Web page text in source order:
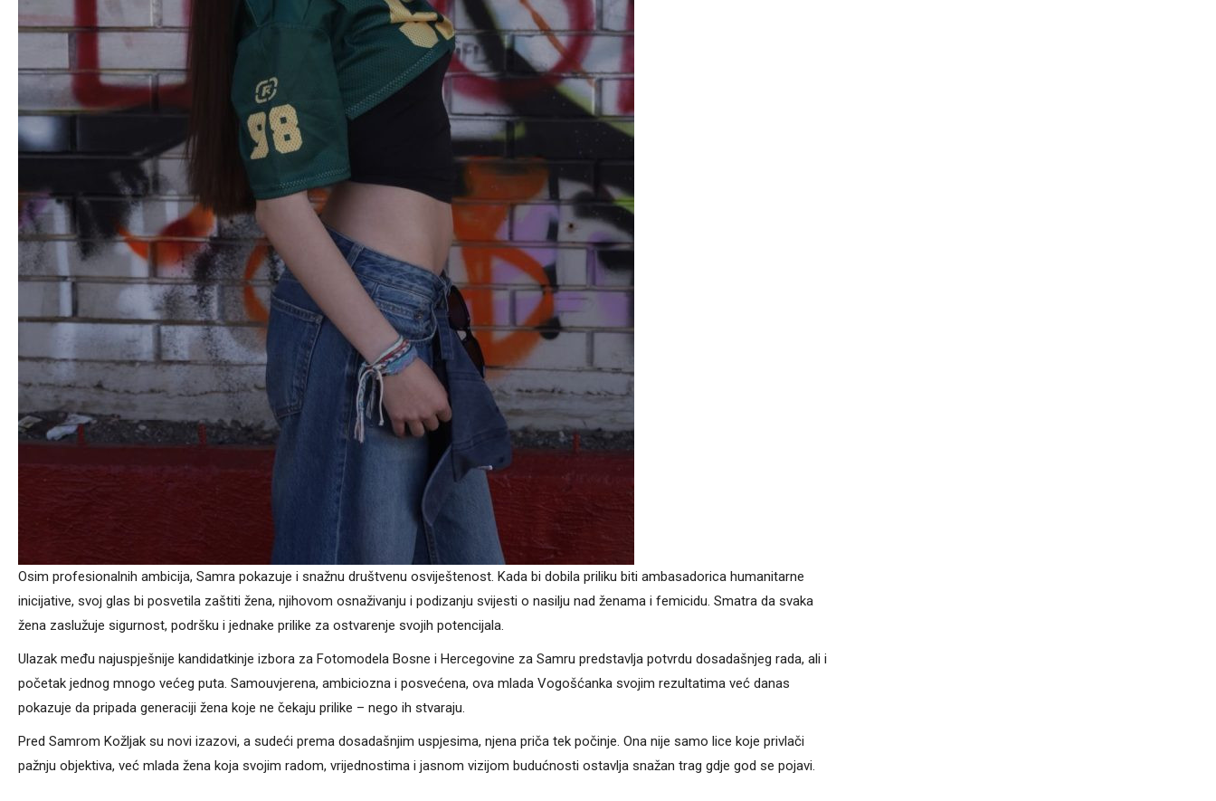
Osim profesionalnih ambicija, Samra pokazuje i snažnu društvenu osviještenost. Kada bi dobila priliku biti ambasadorica humanitarne
inicijative, svoj glas bi posvetila zaštiti žena, njihovom osnaživanju i podizanju svijesti o nasilju nad ženama i femicidu. Smatra da svaka
žena zaslužuje sigurnost, podršku i jednake prilike za ostvarenje svojih potencijala.
Ulazak među najuspješnije kandidatkinje izbora za Fotomodela Bosne i Hercegovine za Samru predstavlja potvrdu dosadašnjeg rada, ali i
početak jednog mnogo većeg puta. Samouvjerena, ambiciozna i posvećena, ova mlada Vogošćanka svojim rezultatima već danas
pokazuje da pripada generaciji žena koje ne čekaju prilike – nego ih stvaraju.
Pred Samrom Kožljak su novi izazovi, a sudeći prema dosadašnjim uspjesima, njena priča tek počinje. Ona nije samo lice koje privlači
pažnju objektiva, već mlada žena koja svojim radom, vrijednostima i jasnom vizijom budućnosti ostavlja snažan trag gdje god se pojavi.